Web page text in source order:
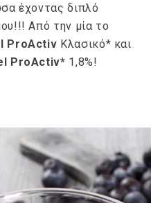
έχοντας διπλό
Από την μία το
ProActiv Κλασικό* και
ProActiv* 1,8%!